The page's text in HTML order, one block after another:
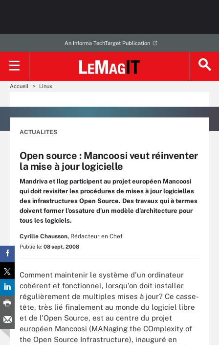
An Informa TechTarget Publication
Accueil Linux
ACTUALITES
Open source : Mancoosi veut réinventer
la mise à jour logicielle
Mandriva et Ilog participent au projet européen Mancoosi
qui doit revisiter les procédures de mises à jour logicielles
des infrastructures Open Source. Des travaux qui à termes
doivent former l'ossature d'un modèle d'architecture pour
tous les logiciels.
Cyrille Chausson, Rédacteur en Chef
Publié le: 08 sept. 2008
Comment maintenir le système d'un ordinateur
cohérent et fonctionnel, lorsqu'on doit installer
régulièrement de multiples mises à jour? Ce casse-
tête, très lié finalement au monde du logiciel libre
et de l'Open Source, est au centre du projet
européen Mancoosi (MANaging the COmplexity of
the Open Source Infrastructure), inauguré en